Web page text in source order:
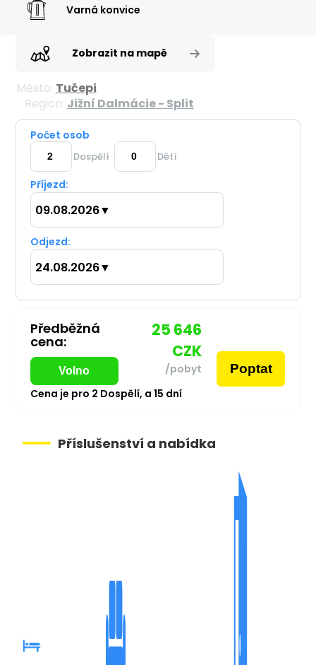
Varná konvice
Zobrazit na mapě
Město: Tučepi
Region: Jižní Dalmácie - Split
Počet osob
Dospělí Dětí
Příjezd:
09.08.2026▼
Odjezd:
24.08.2026▼
Předběžná
cena:
Volno
25 646
CZK
/pobyt Poptat
Cena je pro 2 Dospělí, a 15 dní
Příslušenství a nabídka